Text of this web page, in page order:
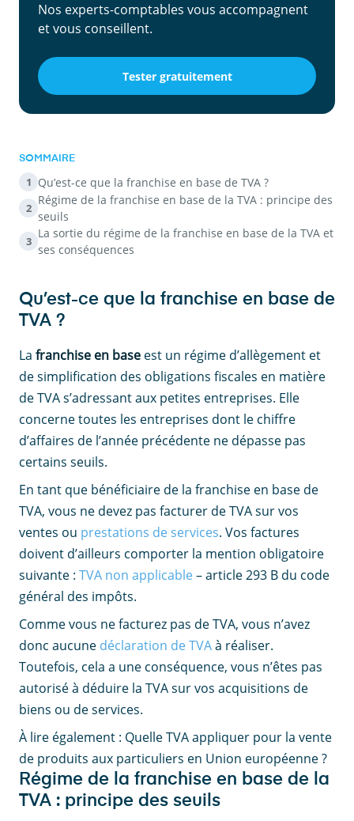
Nos experts-comptables vous accompagnent
et vous conseillent.
Tester gratuitement
SOMMAIRE
1 Qu’est-ce que la franchise en base de TVA ?
2
Régime de la franchise en base de la TVA : principe des
seuils
3
La sortie du régime de la franchise en base de la TVA et
ses conséquences
Qu’est-ce que la franchise en base de
TVA ?
La franchise en base est un régime d’allègement et
de simplification des obligations fiscales en matière
de TVA s’adressant aux petites entreprises. Elle
concerne toutes les entreprises dont le chiffre
d’affaires de l’année précédente ne dépasse pas
certains seuils.
En tant que bénéficiaire de la franchise en base de
TVA, vous ne devez pas facturer de TVA sur vos
ventes ou prestations de services. Vos factures
doivent d’ailleurs comporter la mention obligatoire
suivante : TVA non applicable– article 293 B du code
général des impôts.
Comme vous ne facturez pas de TVA, vous n’avez
donc aucune déclaration de TVAà réaliser.
Toutefois, cela a une conséquence, vous n’êtes pas
autorisé à déduire la TVA sur vos acquisitions de
biens ou de services.
À lire également : Quelle TVA appliquer pour la vente
de produits aux particuliers en Union européenne ?
Régime de la franchise en base de la
TVA : principe des seuils